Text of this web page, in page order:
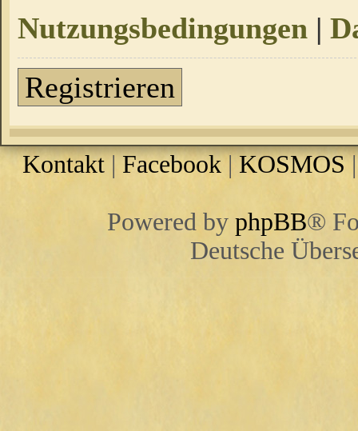
Nutzungsbedingungen |
Registrieren
Kontakt | Facebook |KOSMOS
Powered by phpBB®
Deutsche